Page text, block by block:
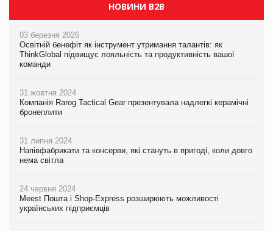
НОВИНИ B2B
03 березня 2026
Освітній бенефіт як інструмент утримання талантів: як
ThinkGlobal підвищує лояльність та продуктивність вашої
команди
31 жовтня 2024
Компанія Rarog Tactical Gear презентувала надлегкі керамічні
бронеплити
31 липня 2024
Напівфабрикати та консерви, які стануть в пригоді, коли довго
нема світла
24 червня 2024
Meest Пошта і Shop-Express розширюють можливості
українських підприємців